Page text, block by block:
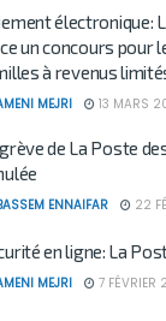
électronique:
un concours pour
à revenus
MEJRI 13 MARS
de La Poste
ENNAIFAR 22
en ligne: La
MEJRI 7 FÉVRIER